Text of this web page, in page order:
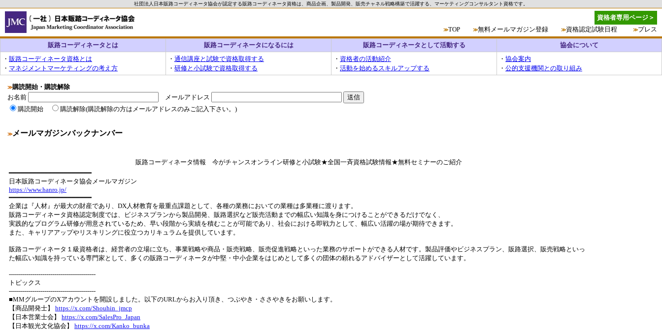
社団法人日本販路コーディネータ協会が認定する販路コーディネータ資格は、商品企画、製品開発、販売チャネル戦略構築で活躍する、マーケティングコンサルタント資格です。
資格者専用ページ＞
≫TOP ≫無料メールマガジン登録 ≫資格認定試験日程 ≫プレス
販路コーディネータとは 販路コーディネータになるには 販路コーディネータとして活動する
協会について
・ 販路コーディネータ資格とは
・ マネジメントマーケティングの考え方
・ 通信講座と試験で資格取得する
・ 研修と小試験で資格取得する
・ 資格者の活動紹介
・ 活動を始めるスキルアップする
・ 協会案内
・ 公的支援機関との取り組み
≫購読開始・購読解除
お名前
メールアドレス
購読開始
購読解除(購読解除の方はメールアドレスのみご記入下さい。)
≫メールマガジンバックナンバー
販路コーディネータ情報 今がチャンスオンライン研修と小試験★全国一斉資格試験情報★無料セミナーのご紹介
━━━━━━━━━━━━━━━━━━━━━
日本販路コーディネータ協会メールマガジン
https://www.hanro.jp/
━━━━━━━━━━━━━━━━━━━━━
企業は『人材』が最大の財産であり、DX人材教育を最重点課題として、各種の業務においての業種は多業種に渡ります。
販路コーディネータ資格認定制度では、ビジネスプランから製品開発、販路選択など販売活動までの幅広い知識を身につけることができるだけでなく、
実践的なプログラム研修が用意されているため、早い段階から実績を積むことが可能であり、社会における即戦力として、幅広い活躍の場が期待できます。
また、キャリアアップやリスキリングに役立つカリキュラムを提供しています。
販路コーディネータ１級資格者は、経営者の立場に立ち、事業戦略や商品・販売戦略、販売促進戦略といった業務のサポートができる人材です。製品評価やビジネスプラン、販路選択、販売戦略といっ
た幅広い知識を持っている専門家として、多くの販路コーディネータが中堅・中小企業をはじめとして多くの団体の頼れるアドバイザーとして活躍しています。
--------------------------------------------
トピックス
--------------------------------------------
■MMグループのXアカウントを開設しました。以下のURLからお入り頂き、つぶやき・ささやきをお願いします。
【商品開発士】 https://x.com/Shouhin_jmcp
【日本営業士会】 https://x.com/SalesPro_Japan
【日本観光文化協会】 https://x.com/Kanko_bunka